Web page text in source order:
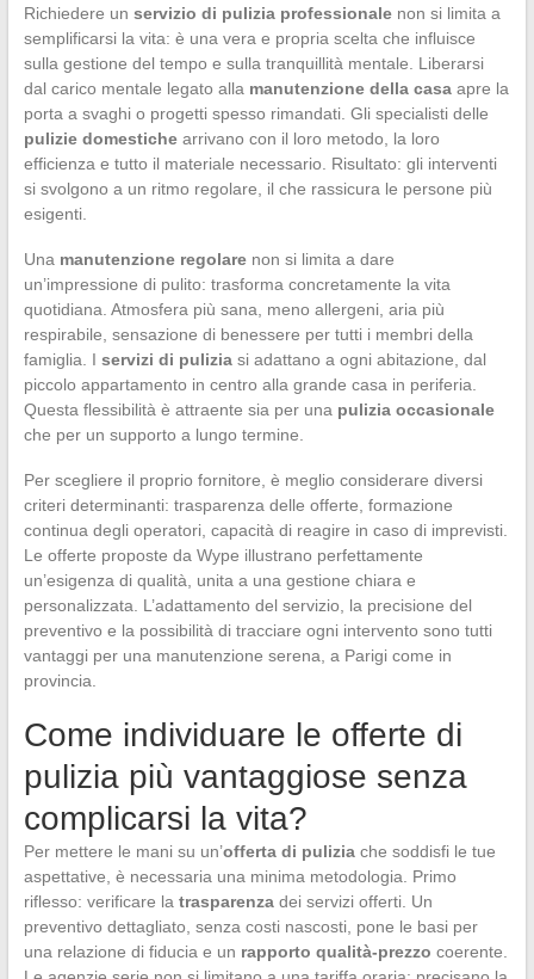
Richiedere un servizio di pulizia professionalenon si limita a
semplificarsi la vita: è una vera e propria scelta che influisce
sulla gestione del tempo e sulla tranquillità mentale. Liberarsi
dal carico mentale legato alla manutenzione della casaapre la
porta a svaghi o progetti spesso rimandati. Gli specialisti delle
pulizie domestichearrivano con il loro metodo, la loro
efficienza e tutto il materiale necessario. Risultato: gli interventi
si svolgono a un ritmo regolare, il che rassicura le persone più
esigenti.
Una manutenzione regolarenon si limita a dare
un’impressione di pulito: trasforma concretamente la vita
quotidiana. Atmosfera più sana, meno allergeni, aria più
respirabile, sensazione di benessere per tutti i membri della
famiglia. I servizi di puliziasi adattano a ogni abitazione, dal
piccolo appartamento in centro alla grande casa in periferia.
Questa flessibilità è attraente sia per una pulizia occasionale
che per un supporto a lungo termine.
Per scegliere il proprio fornitore, è meglio considerare diversi
criteri determinanti: trasparenza delle offerte, formazione
continua degli operatori, capacità di reagire in caso di imprevisti.
Le offerte proposte da Wype illustrano perfettamente
un’esigenza di qualità, unita a una gestione chiara e
personalizzata. L’adattamento del servizio, la precisione del
preventivo e la possibilità di tracciare ogni intervento sono tutti
vantaggi per una manutenzione serena, a Parigi come in
provincia.
Come individuare le offerte di
pulizia più vantaggiose senza
complicarsi la vita?
Per mettere le mani su un’offerta di puliziache soddisfi le tue
aspettative, è necessaria una minima metodologia. Primo
riflesso: verificare la trasparenzadei servizi offerti. Un
preventivo dettagliato, senza costi nascosti, pone le basi per
una relazione di fiducia e un rapporto qualità-prezzo coerente.